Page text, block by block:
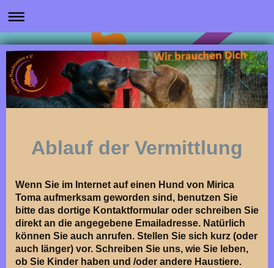
Ablauf der Vermittlung
Wenn Sie im Internet auf einen Hund von Mirica
Toma aufmerksam geworden sind, benutzen Sie
bitte das dortige Kontaktformular oder schreiben Sie
direkt an die angegebene Emailadresse. Natürlich
können Sie auch anrufen. Stellen Sie sich kurz (oder
auch länger) vor. Schreiben Sie uns, wie Sie leben,
ob Sie Kinder haben und /oder andere Haustiere.